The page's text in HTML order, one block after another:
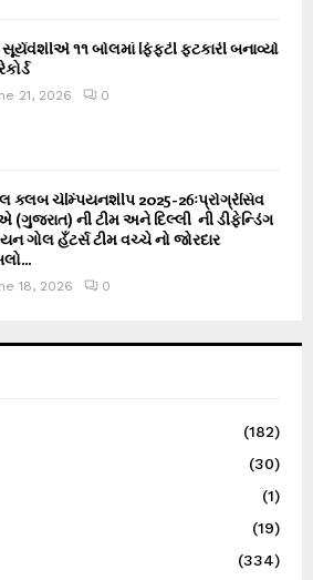
૧૧ બોલમાં ફિફ્ટી ફટકારી બનાવ્યો
21, 2026 0
ક્લબ ચેમ્પિયનશીપ 2025-26ઃપ્રોગ્રેસિવ
ની ટીમ અને દિલ્લી ની ડીફેન્ડિંગ
ગોલ હઁટર્સ ટીમ વચ્ચે નો જોરદાર
18, 2026 0
(182)
(30)
(1)
(19)
(334)